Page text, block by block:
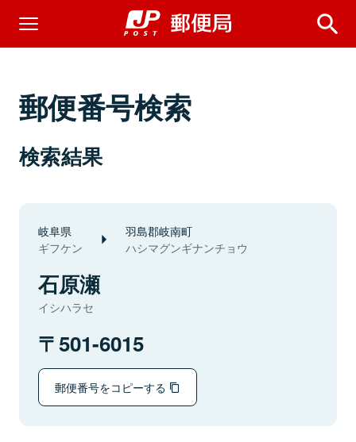
郵便番号検索
検索結果
岐阜県
ギフケン
羽島郡岐南町
ハシマグンギナンチョウ
石原瀬
イシハラセ
501-6015
郵便番号をコピーする